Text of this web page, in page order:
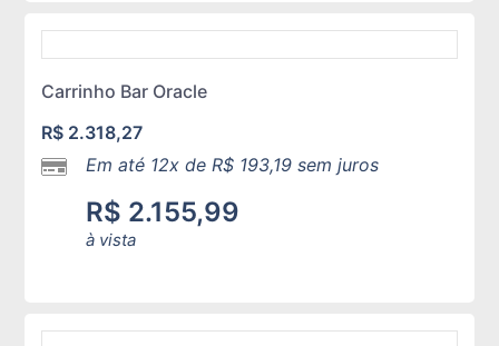
Carrinho Bar Oracle
R$ 2.318,27
Em até 12x deR$ 193,19 sem juros
R$ 2.155,99
à vista